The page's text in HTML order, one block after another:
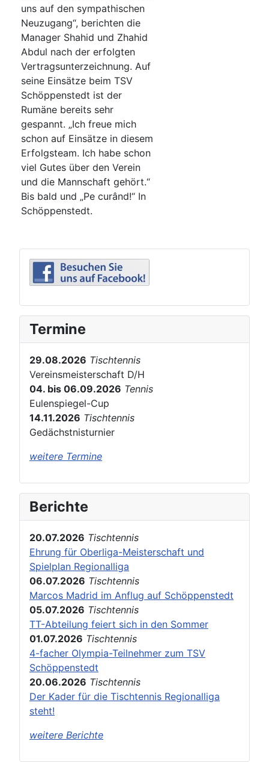
uns auf den sympathischen
Neuzugang“, berichten die
Manager Shahid und Zhahid
Abdul nach der erfolgten
Vertragsunterzeichnung. Auf
seine Einsätze beim TSV
Schöppenstedt ist der
Rumäne bereits sehr
gespannt. „Ich freue mich
schon auf Einsätze in diesem
Erfolgsteam. Ich habe schon
viel Gutes über den Verein
und die Mannschaft gehört.“
Bis bald und „Pe curând!“ In
Schöppenstedt.
Termine
29.08.2026 Tischtennis
Vereinsmeisterschaft D/H
04. bis 06.09.2026 Tennis
Eulenspiegel-Cup
14.11.2026 Tischtennis
Gedächstnisturnier
weitere Termine
Berichte
20.07.2026 Tischtennis
Ehrung für Oberliga-Meisterschaft und
Spielplan Regionalliga
06.07.2026 Tischtennis
Marcos Madrid im Anflug auf Schöppenstedt
05.07.2026 Tischtennis
TT-Abteilung feiert sich in den Sommer
01.07.2026 Tischtennis
4-facher Olympia-Teilnehmer zum TSV
Schöppenstedt
20.06.2026 Tischtennis
Der Kader für die Tischtennis Regionalliga
steht!
weitere Berichte